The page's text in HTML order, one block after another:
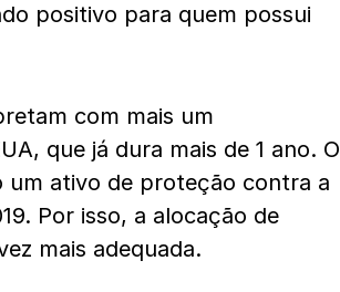
positivo para quem possui
com mais um
que já dura mais de 1 ano. O
um ativo de proteção contra a
Por isso, a alocação de
mais adequada.